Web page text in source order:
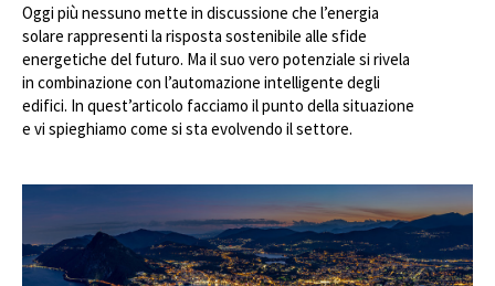
Oggi più nessuno mette in discussione che l’energia
solare rappresenti la risposta sostenibile alle sfide
energetiche del futuro. Ma il suo vero potenziale si rivela
in combinazione con l’automazione intelligente degli
edifici. In quest’articolo facciamo il punto della situazione
e vi spieghiamo come si sta evolvendo il settore.